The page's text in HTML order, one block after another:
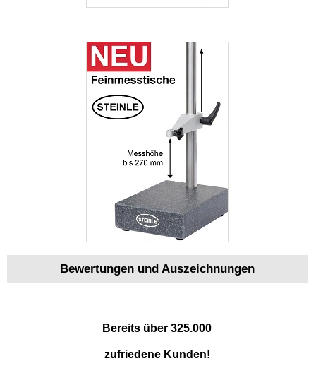
Bewertungen und Auszeichnungen
Bereits über 325.000
zufriedene Kunden!